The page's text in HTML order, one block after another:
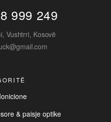
999 249
Vushtrri, Kosovë
& paisje optike